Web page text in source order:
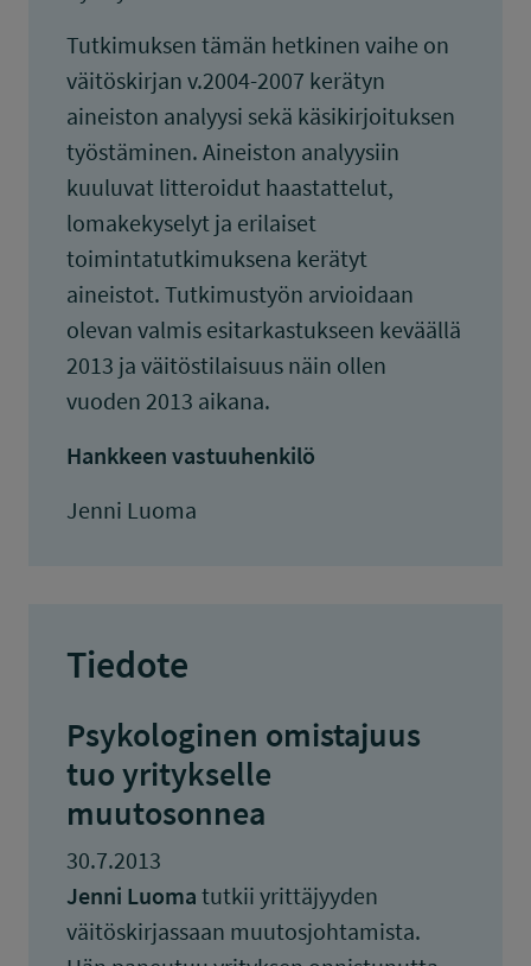
Tutkimuksen tämän hetkinen vaihe on
väitöskirjan v.2004-2007 kerätyn
aineiston analyysi sekä käsikirjoituksen
työstäminen. Aineiston analyysiin
kuuluvat litteroidut haastattelut,
lomakekyselyt ja erilaiset
toimintatutkimuksena kerätyt
aineistot. Tutkimustyön arvioidaan
olevan valmis esitarkastukseen keväällä
2013 ja väitöstilaisuus näin ollen
vuoden 2013 aikana.
Hankkeen vastuuhenkilö
Jenni Luoma
Tiedote
Psykologinen omistajuus
tuo yritykselle
muutosonnea
30.7.2013
Jenni Luoma tutkii yrittäjyyden
väitöskirjassaan muutosjohtamista.